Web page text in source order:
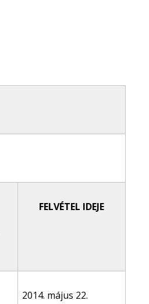
FELVÉTEL IDEJE
2014. május 22.